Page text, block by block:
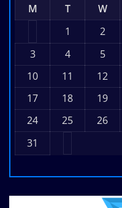
M
T W
1
2
3
4 5
10
11 12
17
18 19
24
25 26
31